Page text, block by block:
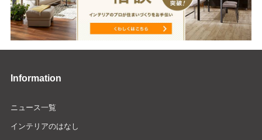
Information
ニュース一覧
インテリアのはなし